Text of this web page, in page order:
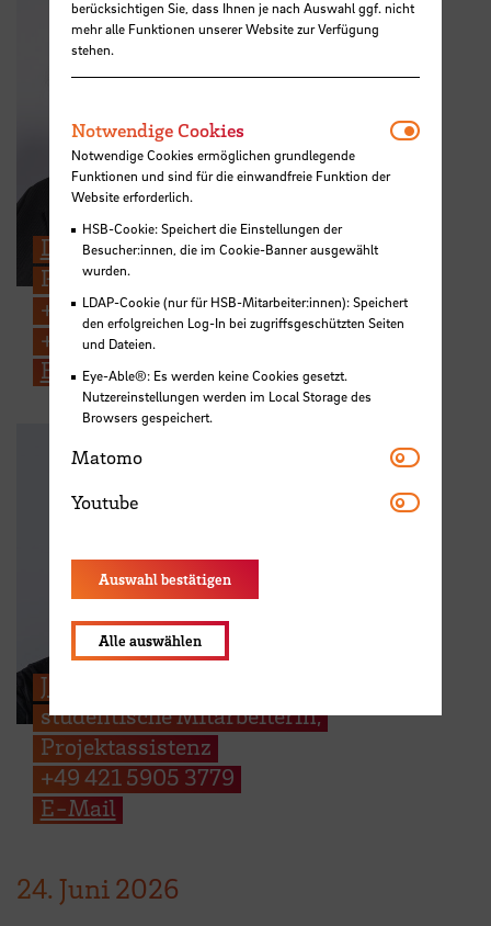
Dipl.-Soz. Susanne Peter
Projektleitung Mentoring MINT
+49 421 5905 3779
+49 176 1514 0247
E-Mail
Josephine Franke
studentische Mitarbeiterin,
Projektassistenz
+49 421 5905 3779
E-Mail
24. Juni2026
berücksichtigen Sie, dass Ihnen je nach Auswahl ggf. nicht
mehr alle Funktionen unserer Website zur Verfügung
stehen.
Notwendige Cookies
Notwendige Cookies ermöglichen grundlegende
Funktionen und sind für die einwandfreie Funktion der
Website erforderlich.
HSB-Cookie: Speichert die Einstellungen der
Besucher:innen, die im Cookie-Banner ausgewählt
wurden.
LDAP-Cookie (nur für HSB-Mitarbeiter:innen): Speichert
den erfolgreichen Log-In bei zugriffsgeschützten Seiten
und Dateien.
Eye-Able®: Es werden keine Cookies gesetzt.
Nutzereinstellungen werden im Local Storage des
Browsers gespeichert.
Matomo Matomo
Youtube Youtube
Auswahl bestätigen
Alle auswählen